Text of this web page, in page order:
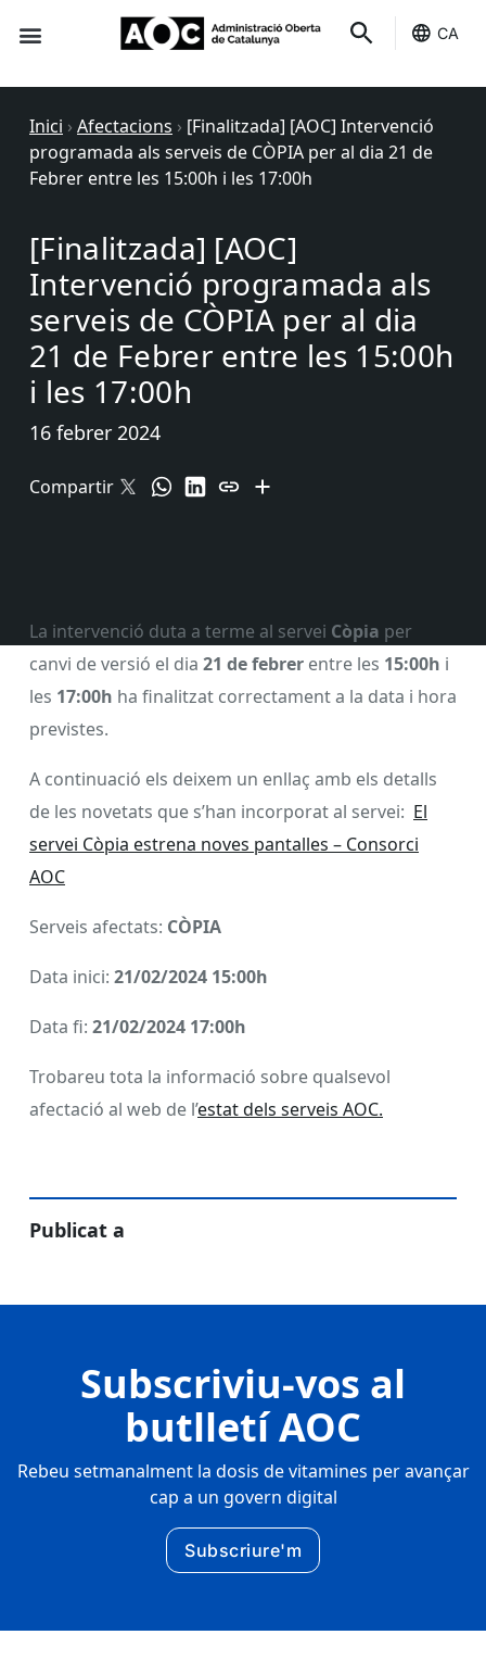
CA
Inici › Afectacions › [Finalitzada] [AOC] Intervenció
programada als serveis de CÒPIA per al dia 21 de
Febrer entre les 15:00h i les 17:00h
[Finalitzada] [AOC]
Intervenció programada als
serveis de CÒPIA per al dia
21 de Febrer entre les 15:00h
i les 17:00h
16 febrer 2024
Compartir
La intervenció duta a terme al servei Còpia per
canvi de versió el dia 21 de febrer entre les 15:00h i
les 17:00h ha finalitzat correctament a la data i hora
previstes.
A continuació els deixem un enllaç amb els detalls
de les novetats que s’han incorporat al servei: El
servei Còpia estrena noves pantalles – Consorci
AOC
Serveis afectats: CÒPIA
Data inici: 21/02/2024 15:00h
Data fi: 21/02/2024 17:00h
Trobareu tota la informació sobre qualsevol
afectació al web de l’estat dels serveis AOC.
Publicat a
Subscriviu-vos al
butlletí AOC
Rebeu setmanalment la dosis de vitamines per avançar
cap a un govern digital
Subscriure'm